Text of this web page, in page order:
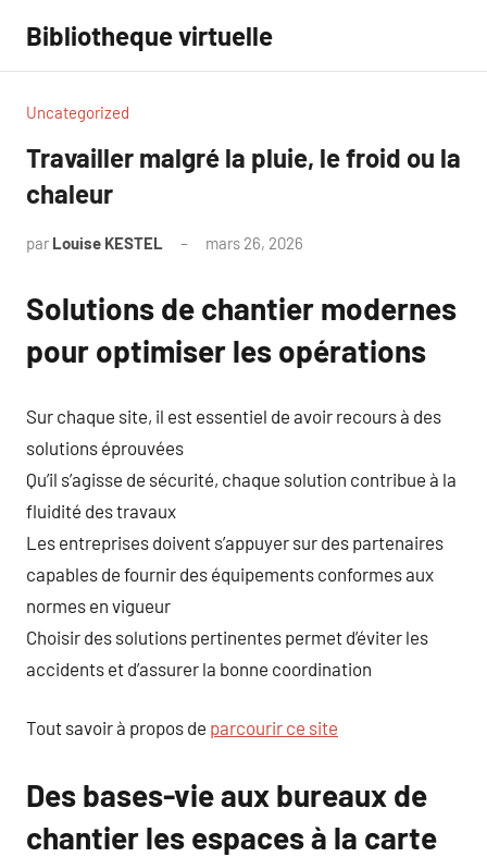
contenu
Bibliotheque virtuelle
Uncategorized
Travailler malgré la pluie, le froid ou la
chaleur
par Louise KESTEL mars 26, 2026
Solutions de chantier modernes
pour optimiser les opérations
Sur chaque site, il est essentiel de avoir recours à des
solutions éprouvées
Qu’il s’agisse de sécurité, chaque solution contribue à la
fluidité des travaux
Les entreprises doivent s’appuyer sur des partenaires
capables de fournir des équipements conformes aux
normes en vigueur
Choisir des solutions pertinentes permet d’éviter les
accidents et d’assurer la bonne coordination
Tout savoir à propos de parcourir ce site
Des bases-vie aux bureaux de
chantier les espaces à la carte